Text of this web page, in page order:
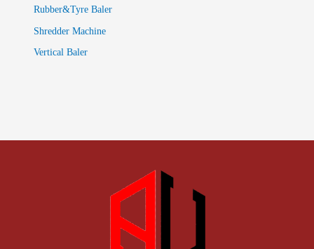
Rubber&Tyre Baler
Shredder Machine
Vertical Baler